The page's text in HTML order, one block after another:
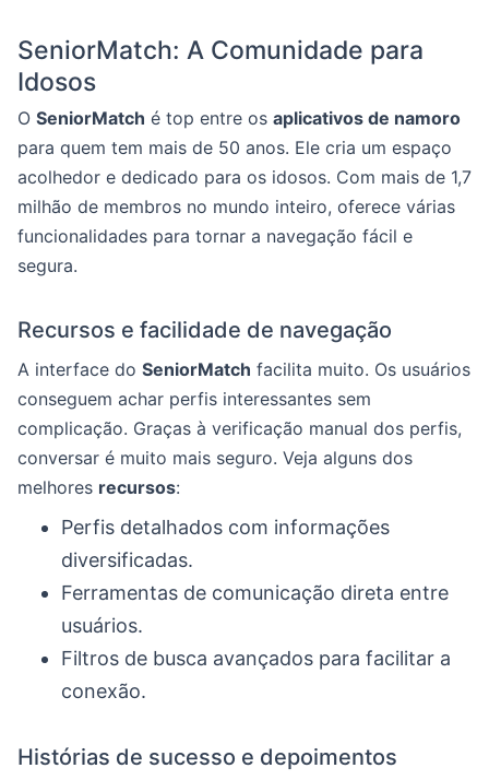
SeniorMatch: A Comunidade para
Idosos
O SeniorMatch é top entre os aplicativos de namoro
para quem tem mais de 50 anos. Ele cria um espaço
acolhedor e dedicado para os idosos. Com mais de 1,7
milhão de membros no mundo inteiro, oferece várias
funcionalidades para tornar a navegação fácil e
segura.
Recursos e facilidade de navegação
A interface do SeniorMatch facilita muito. Os usuários
conseguem achar perfis interessantes sem
complicação. Graças à verificação manual dos perfis,
conversar é muito mais seguro. Veja alguns dos
melhores recursos:
Perfis detalhados com informações
diversificadas.
Ferramentas de comunicação direta entre
usuários.
Filtros de busca avançados para facilitar a
conexão.
Histórias de sucesso e depoimentos